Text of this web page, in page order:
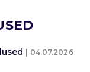
04.07.2026